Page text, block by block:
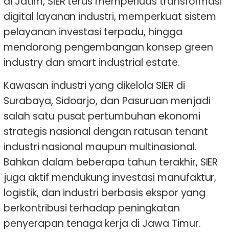
digital layanan industri, memperkuat sistem
pelayanan investasi terpadu, hingga
mendorong pengembangan konsep green
industry dan smart industrial estate.
Kawasan industri yang dikelola SIER di
Surabaya, Sidoarjo, dan Pasuruan menjadi
salah satu pusat pertumbuhan ekonomi
strategis nasional dengan ratusan tenant
industri nasional maupun multinasional.
Bahkan dalam beberapa tahun terakhir, SIER
juga aktif mendukung investasi manufaktur,
logistik, dan industri berbasis ekspor yang
berkontribusi terhadap peningkatan
penyerapan tenaga kerja di Jawa Timur.